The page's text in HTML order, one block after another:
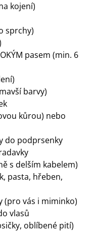
kojení)
sprchy)
pasem (min. 6
barvy)
kůrou) nebo
do podprsenky
s delším kabelem)
pasta, hřeben,
(pro vás i miminko)
vlasů
oblíbené pití)